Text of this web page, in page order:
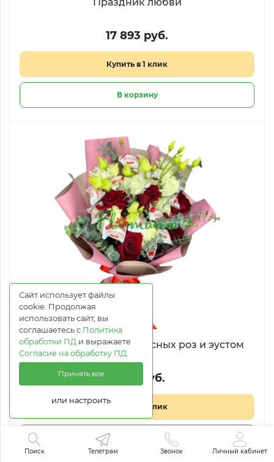
17 893 руб.
Купить в 1 клик
В корзину
Букет из Рафаэлло, красных роз и эустом
8 127 руб.
Купить в 1 клик
Поиск Телеграм Звонок Личный кабинет
Сайт использует файлы
cookie. Продолжая
использовать сайт, вы
соглашаетесь с Политика
обработки ПД и выражаете
Согласие на обработку ПД
Принять все
или настроить